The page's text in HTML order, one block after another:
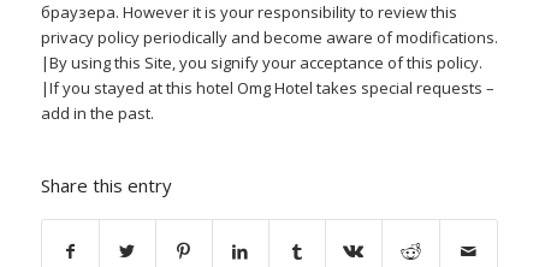
браузера. However it is your responsibility to review this
privacy policy periodically and become aware of modifications.
|By using this Site, you signify your acceptance of this policy.
|If you stayed at this hotel Omg Hotel takes special requests –
add in the past.
Share this entry